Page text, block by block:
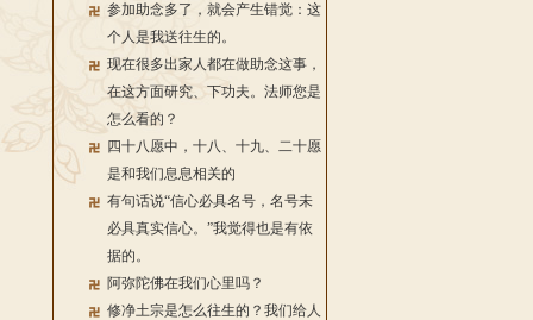
参加助念多了，就会产生错觉：这
个人是我送往生的。
现在很多出家人都在做助念这事，
在这方面研究、下功夫。法师您是
怎么看的？
四十八愿中，十八、十九、二十愿
是和我们息息相关的
有句话说“信心必具名号，名号未
必具真实信心。”我觉得也是有依
据的。
阿弥陀佛在我们心里吗？
修净土宗是怎么往生的？我们给人